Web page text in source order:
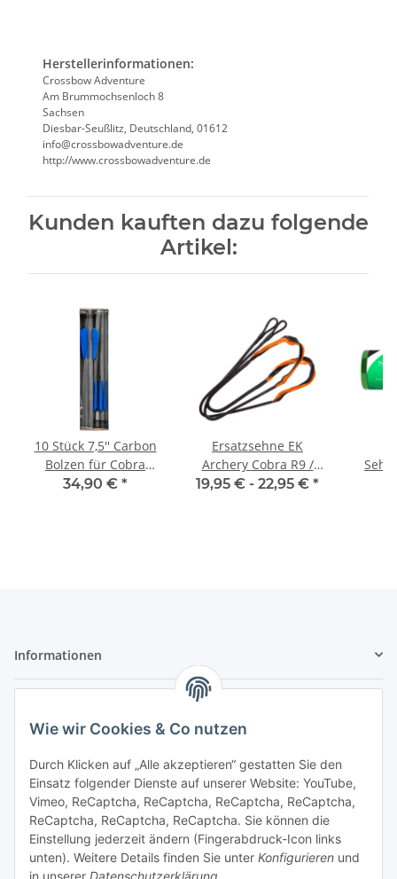
Wie wir Cookies & Co nutzen
Durch Klicken auf „Alle akzeptieren“ gestatten Sie den
Einsatz folgender Dienste auf unserer Website: YouTube,
Vimeo, ReCaptcha, ReCaptcha, ReCaptcha, ReCaptcha,
ReCaptcha, ReCaptcha, ReCaptcha. Sie können die
Einstellung jederzeit ändern (Fingerabdruck-Icon links
unten). Weitere Details finden Sie unter Konfigurieren und
Herstellerinformationen:
Crossbow Adventure
Am Brummochsenloch 8
Sachsen
Diesbar-Seußlitz, Deutschland, 01612
info@crossbowadventure.de
http://www.crossbowadventure.de
Kunden kauften dazu folgende
Artikel:
10 Stück 7,5'' Carbon
Bolzen für Cobra
Adder und Cobra
34,90 € *
Ersatzsehne EK
Archery Cobra R9 /
Adder
19,95 € - 22,95 € *
Informationen